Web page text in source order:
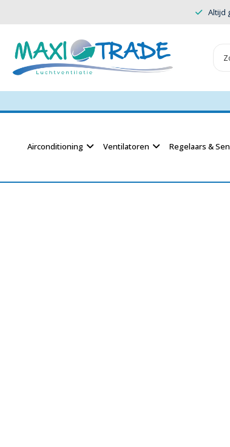
Altijd
Airconditioning Ventilatoren Regelaars &